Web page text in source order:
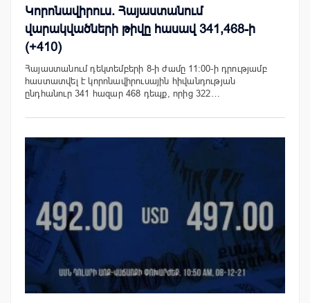
Կորոնավիրուս. Հայաստանում
վարակվածների թիվը հասավ 341,468-ի
(+410)
Հայաստանում դեկտեմբերի 8-ի ժամը 11:00-ի դրությամբ
հաստատվել է կորոնավիրուսային հիվանդության
ընդհանուր 341 հազար 468 դեպք, որից 322…